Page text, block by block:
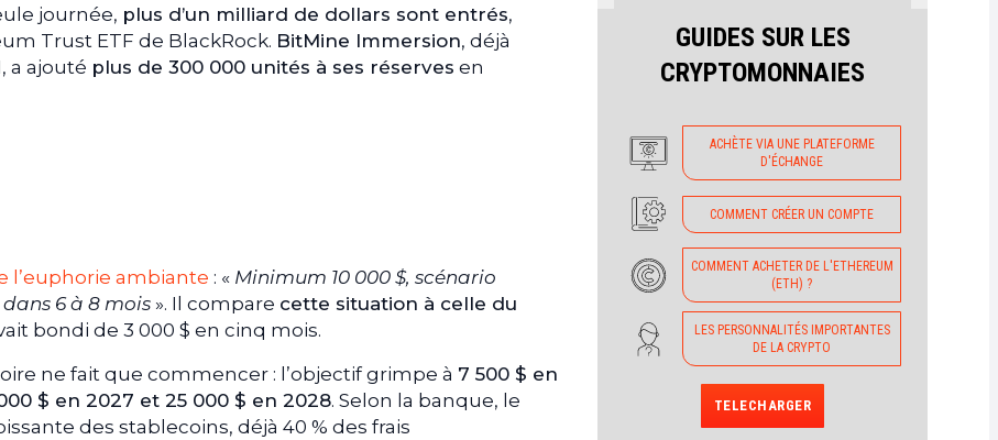
journée, plus d’un milliard de dollars sont entrés,
Trust ETF de BlackRock. BitMine Immersion, déjà
a ajouté plus de 300 000 unités à ses réserves en
l’euphorie ambiante : « Minimum 10 000 $, scénario
6 à 8 mois ». Il compare cette situation à celle du
bondi de 3 000 $ en cinq mois.
ne fait que commencer : l’objectif grimpe à 7 500 $ en
$ en 2027 et 25 000 $ en 2028. Selon la banque, le
des stablecoins, déjà 40 % des frais
GUIDES SUR LES
CRYPTOMONNAIES
ACHÈTE VIA UNE PLATEFORME
D'ÉCHANGE
COMMENT CRÉER UN COMPTE
COMMENT ACHETER DE L'ETHEREUM
(ETH) ?
LES PERSONNALITÉS IMPORTANTES
DE LA CRYPTO
TELECHARGER